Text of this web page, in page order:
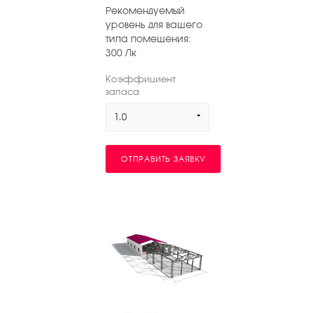
Рекомендуемый
уровень для вашего
типа помещения:
300 Лк
Коэффициент
запаса
1.0
ОТПРАВИТЬ ЗАЯВКУ